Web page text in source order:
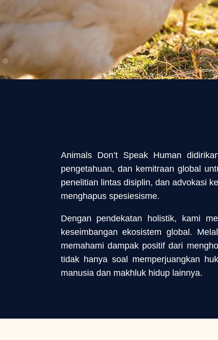
Animals Don’t Speak Human
pengetahuan, dan kemitraan global
penelitian lintas disiplin, dan advokasi
menghapus spesiesisme.
Dengan pendekatan holistik, kami
keseimbangan ekosistem global.
memahami dampak positif dari
tidak hanya soal memperjuangkan
manusia dan makhluk hidup lainnya.